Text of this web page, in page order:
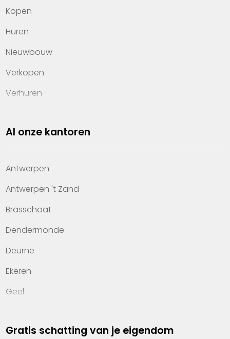
Kopen
Huren
Nieuwbouw
Verkopen
Verhuren
Property management
Kennis van wonen
Kantoren
Veelgestelde vragen
Werken bij Heylen Vastgoed
Contact
Al onze kantoren
Antwerpen
Antwerpen 't Zand
Brasschaat
Dendermonde
Deurne
Ekeren
Geel
Hasselt
Gratis schatting van je eigendom